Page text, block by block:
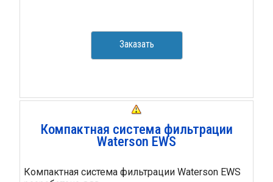
Заказать
Компактная система фильтрации
Waterson EWS
Компактная система фильтрации Waterson EWS